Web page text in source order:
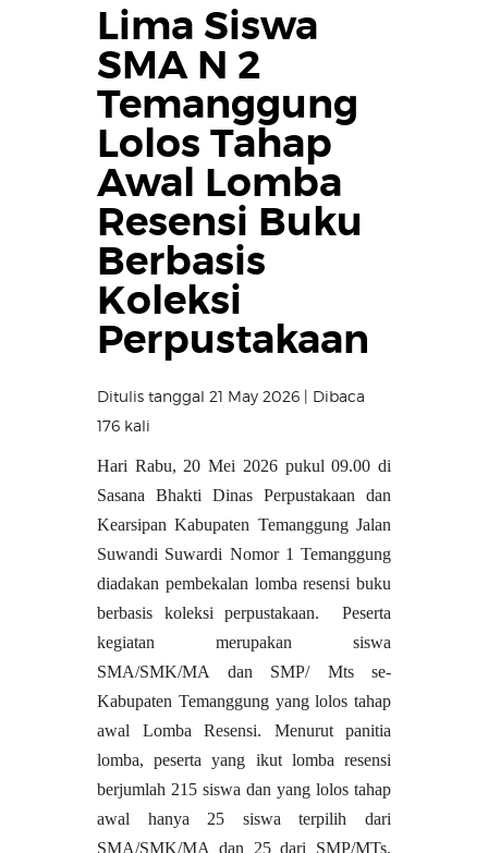
Lima Siswa
SMA N 2
Temanggung
Lolos Tahap
Awal Lomba
Resensi Buku
Berbasis
Koleksi
Perpustakaan
Ditulis tanggal 21 May 2026 | Dibaca
176 kali
Hari Rabu, 20 Mei 2026 pukul 09.00 di
Sasana Bhakti Dinas Perpustakaan dan
Kearsipan Kabupaten Temanggung Jalan
Suwandi Suwardi Nomor 1 Temanggung
diadakan pembekalan lomba resensi buku
berbasis koleksi perpustakaan. Peserta
kegiatan merupakan siswa
SMA/SMK/MA dan SMP/ Mts se-
Kabupaten Temanggung yang lolos tahap
awal Lomba Resensi. Menurut panitia
lomba, peserta yang ikut lomba resensi
berjumlah 215 siswa dan yang lolos tahap
awal hanya 25 siswa terpilih dari
SMA/SMK/MA dan 25 dari SMP/MTs.